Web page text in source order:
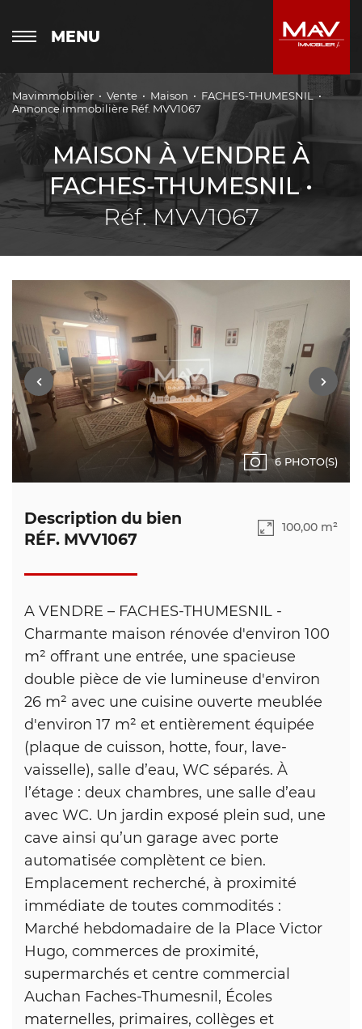
MENU
Mavimmobilier Vente Maison
FACHES-THUMESNIL
Annonce immobilière Réf. MVV1067
MAISON À VENDRE À
FACHES-THUMESNIL •
Réf. MVV1067
6 PHOTO(S)
Description du bien
RÉF. MVV1067
100,00 m²
A VENDRE – FACHES-THUMESNIL -
Charmante maison rénovée d'environ 100
m² offrant une entrée, une spacieuse
double pièce de vie lumineuse d'environ
26 m² avec une cuisine ouverte meublée
d'environ 17 m² et entièrement équipée
(plaque de cuisson, hotte, four, lave-
vaisselle), salle d’eau, WC séparés. À
l’étage : deux chambres, une salle d’eau
avec WC. Un jardin exposé plein sud, une
cave ainsi qu’un garage avec porte
automatisée complètent ce bien.
Emplacement recherché, à proximité
immédiate de toutes commodités :
Marché hebdomadaire de la Place Victor
Hugo, commerces de proximité,
supermarchés et centre commercial
Auchan Faches-Thumesnil, Écoles
maternelles, primaires, collèges et